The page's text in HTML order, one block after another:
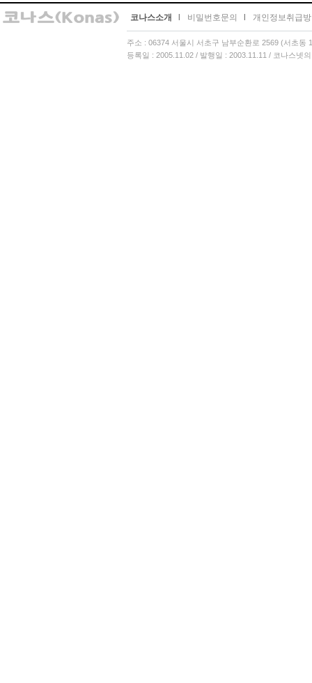
코나스소개 비밀번호문의 개인정보취급
주소 : 06374 서울시 서초구 남부순환로 2569 (서초
등록일 : 2005.11.02 / 발행일 : 2003.11.11 / 코나스넷